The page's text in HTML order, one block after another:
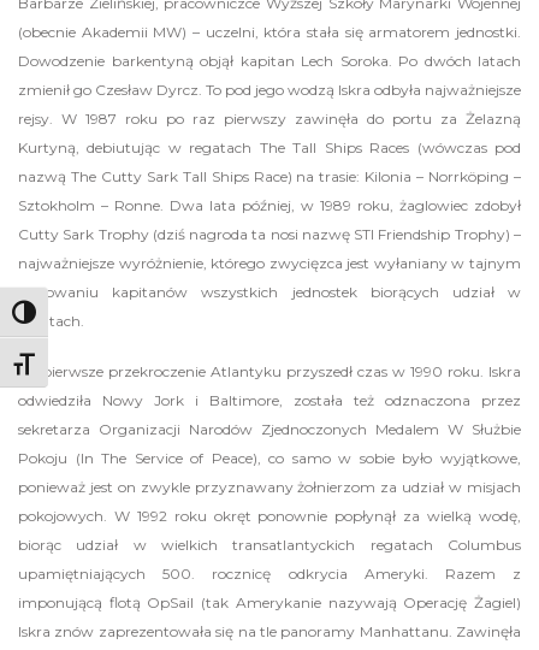
Toggle High Contrast
Toggle Font size
(obecnie Akademii MW) – uczelni, która stała się armatorem jednostki.
Dowodzenie barkentyną objął kapitan Lech Soroka. Po dwóch latach
zmienił go Czesław Dyrcz. To pod jego wodzą Iskra odbyła najważniejsze
rejsy. W 1987 roku po raz pierwszy zawinęła do portu za Żelazną
Kurtyną, debiutując w regatach The Tall Ships Races (wówczas pod
nazwą The Cutty Sark Tall Ships Race) na trasie: Kilonia – Norrköping –
Sztokholm – Ronne. Dwa lata później, w 1989 roku, żaglowiec zdobył
Cutty Sark Trophy (dziś nagroda ta nosi nazwę STI Friendship Trophy) –
najważniejsze wyróżnienie, którego zwycięzca jest wyłaniany w tajnym
głosowaniu kapitanów wszystkich jednostek biorących udział w
regatach.
Na pierwsze przekroczenie Atlantyku przyszedł czas w 1990 roku. Iskra
odwiedziła Nowy Jork i Baltimore, została też odznaczona przez
sekretarza Organizacji Narodów Zjednoczonych Medalem W Służbie
Pokoju (In The Service of Peace), co samo w sobie było wyjątkowe,
ponieważ jest on zwykle przyznawany żołnierzom za udział w misjach
pokojowych. W 1992 roku okręt ponownie popłynął za wielką wodę,
biorąc udział w wielkich transatlantyckich regatach Columbus
upamiętniających 500. rocznicę odkrycia Ameryki. Razem z
imponującą flotą OpSail (tak Amerykanie nazywają Operację Żagiel)
Iskra znów zaprezentowała się na tle panoramy Manhattanu. Zawinęła